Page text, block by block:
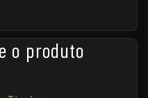
o produto